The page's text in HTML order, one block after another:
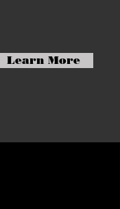
Learn More